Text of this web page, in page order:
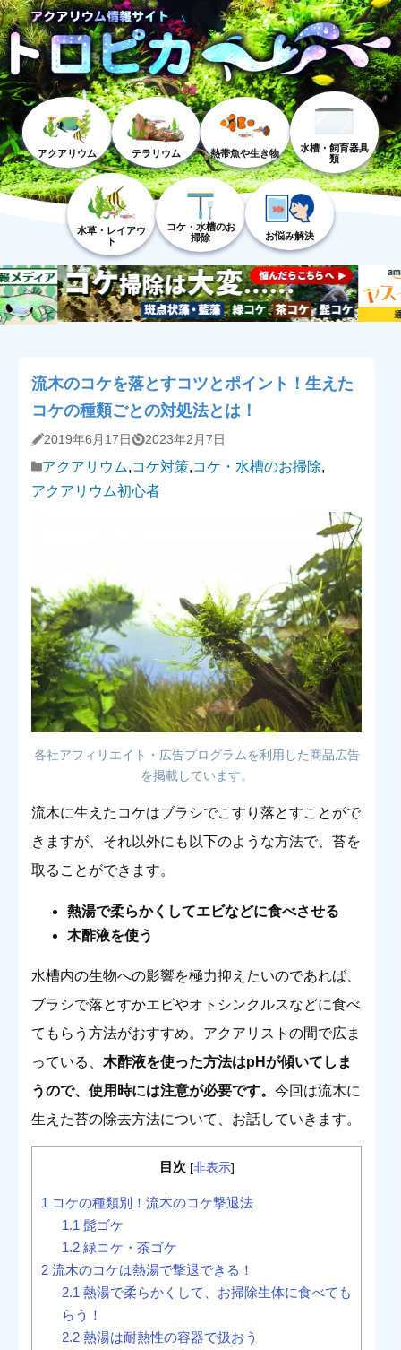
アクアリウム テラリウム 熱帯魚や生き物
水槽・飼育器具
類
水草・レイアウ
ト
コケ・水槽のお
掃除
お悩み解決
流木のコケを落とすコツとポイント！生えた
コケの種類ごとの対処法とは！
2019年6月17日 2023年2月7日
アクアリウム,コケ対策,コケ・水槽のお掃除,
アクアリウム初心者
各社アフィリエイト・広告プログラムを利用した商品広告
を掲載しています。
流木に生えたコケはブラシでこすり落とすことがで
きますが、それ以外にも以下のような方法で、苔を
取ることができます。
熱湯で柔らかくしてエビなどに食べさせる
木酢液を使う
水槽内の生物への影響を極力抑えたいのであれば、
ブラシで落とすかエビやオトシンクルスなどに食べ
てもらう方法がおすすめ。アクアリストの間で広ま
っている、 木酢液を使った方法はpHが傾いてしま
うので、使用時には注意が必要です。 今回は流木に
生えた苔の除去方法について、お話していきます。
目次 [非表示]
1 コケの種類別！流木のコケ撃退法
1.1 髭ゴケ
1.2緑コケ・茶ゴケ
2 流木のコケは熱湯で撃退できる！
2.1 熱湯で柔らかくして、お掃除生体に食べても
らう！
2.2熱湯は耐熱性の容器で扱おう